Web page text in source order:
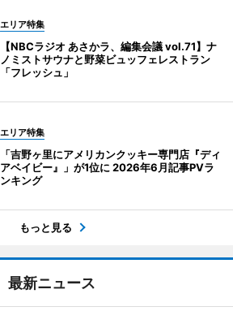
エリア特集
【NBCラジオ あさかラ、編集会議 vol.71】ナ
ノミストサウナと野菜ビュッフェレストラン
「フレッシュ」
エリア特集
「吉野ヶ里にアメリカンクッキー専門店『ディ
アベイビー』」が1位に 2026年6月記事PVラ
ンキング
もっと見る
最新ニュース